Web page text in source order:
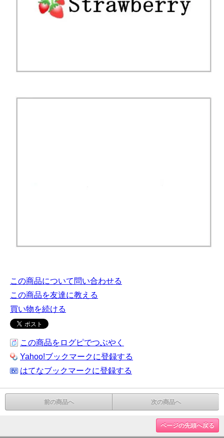
この商品について問い合わせる
この商品を友達に教える
買い物を続ける
この商品をログピでつぶやく
Yahoo!ブックマークに登録する
はてなブックマークに登録する
前の商品へ 次の商品へ
ページの先頭へ戻る